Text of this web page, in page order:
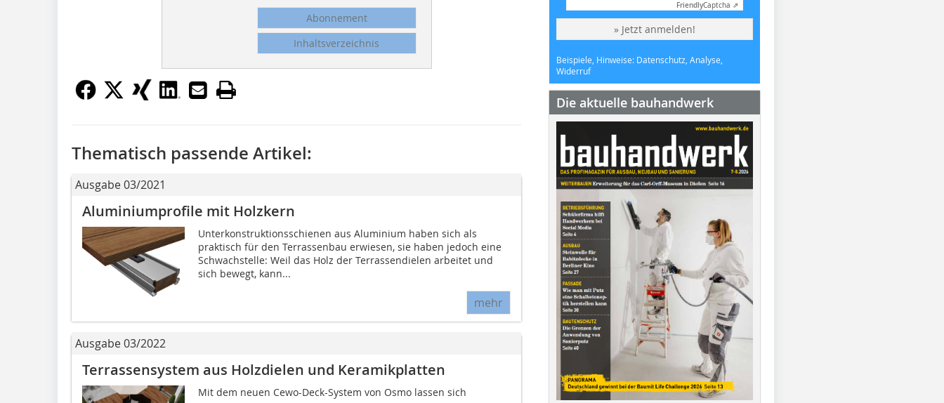
Abonnement
Inhaltsverzeichnis
Thematisch passende Artikel:
Ausgabe 03/2021
Aluminiumprofile mit Holzkern
Unterkonstruktionsschienen aus Aluminium haben sich als
praktisch für den Terrassenbau erwiesen, sie haben jedoch eine
Schwachstelle: Weil das Holz der Terrassendielen arbeitet und
sich bewegt, kann...
mehr
Ausgabe 03/2022
Terrassensystem aus Holzdielen und Keramikplatten
Mit dem neuen Cewo-Deck-System von Osmo lassen sich
FriendlyCaptcha ⇗
» Jetzt anmelden!
Beispiele, Hinweise: Datenschutz, Analyse,
Widerruf
Die aktuelle bauhandwerk